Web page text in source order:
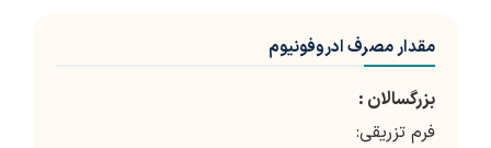
مقدار مصرف ادروفونیوم
بزرگسالان :
فرم تزریقی: